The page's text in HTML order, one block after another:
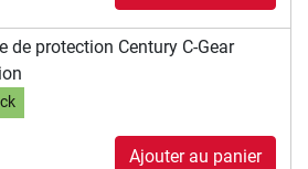
de protection Century C-Gear
Ajouter au panier